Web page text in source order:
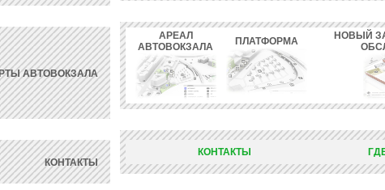
АВТОВОКЗАЛА
КОНТАКТЫ
АРЕАЛ
АВТОВОКЗАЛА
ПЛАТФОРМА
НОВЫЙ
КОНТАКТЫ